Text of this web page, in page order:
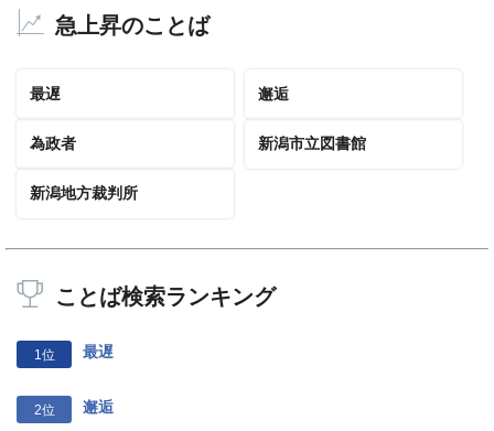
急上昇のことば
最遅 邂逅
為政者 新潟市立図書館
新潟地方裁判所
ことば検索ランキング
1位 最遅
2位 邂逅